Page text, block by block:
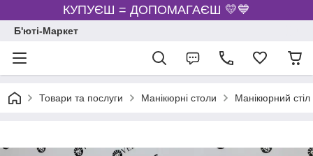
КУПУЄШ = ДОПОМАГАЄШ 💛💙
Б'юті-Маркет
Товари та послуги Манікюрні столи Манікюрний